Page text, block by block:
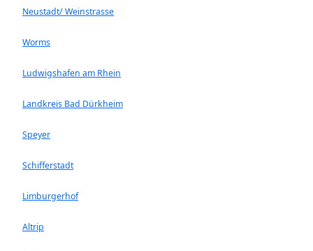
Neustadt/ Weinstrasse
Worms
Ludwigshafen am Rhein
Landkreis Bad Dürkheim
Speyer
Schifferstadt
Limburgerhof
Altrip